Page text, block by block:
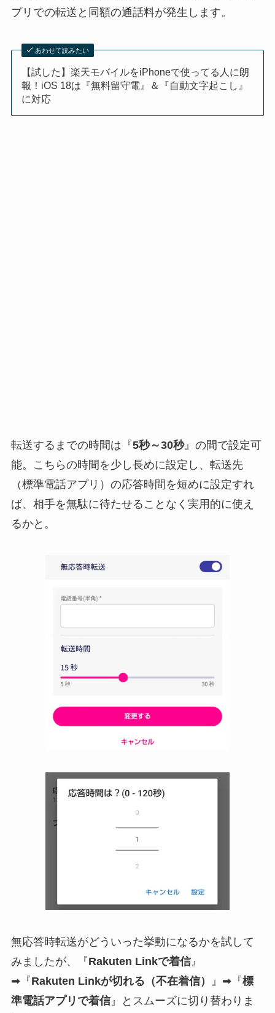
プリでの転送と同額の通話料が発生します。
あわせて読みたい
【試した】楽天モバイルをiPhoneで使ってる人に朗
報！iOS 18は『無料留守電』＆『自動文字起こし』
に対応
転送するまでの時間は『5秒～30秒』の間で設定可
能。こちらの時間を少し長めに設定し、転送先
（標準電話アプリ）の応答時間を短めに設定すれ
ば、相手を無駄に待たせることなく実用的に使え
るかと。
無応答時転送がどういった挙動になるかを試して
みましたが、『Rakuten Linkで着信』
➡『Rakuten Linkが切れる（不在着信） 』➡『標
準電話アプリで着信』とスムーズに切り替わりま